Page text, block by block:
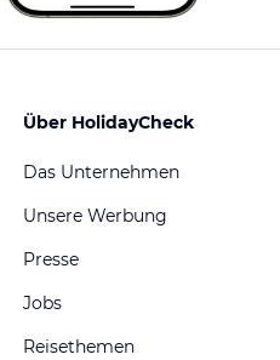
Über HolidayCheck
Das Unternehmen
Unsere Werbung
Presse
Jobs
Reisethemen